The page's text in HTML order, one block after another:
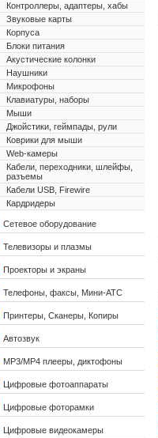
Контроллеры, адаптеры, хабы
Звуковые карты
Корпуса
Блоки питания
Акустические колонки
Наушники
Микрофоны
Клавиатуры, наборы
Мыши
Джойстики, геймпады, рули
Коврики для мыши
Web-камеры
Кабели, переходники, шлейфы,
разъемы
Кабели USB, Firewire
Кардридеры
Сетевое оборудование
Телевизоры и плазмы
Проекторы и экраны
Телефоны, факсы, Мини-АТС
Принтеры, Сканеры, Копиры
Автозвук
MP3/MP4 плееры, диктофоны
Цифровые фотоаппараты
Цифровые фоторамки
Цифровые видеокамеры